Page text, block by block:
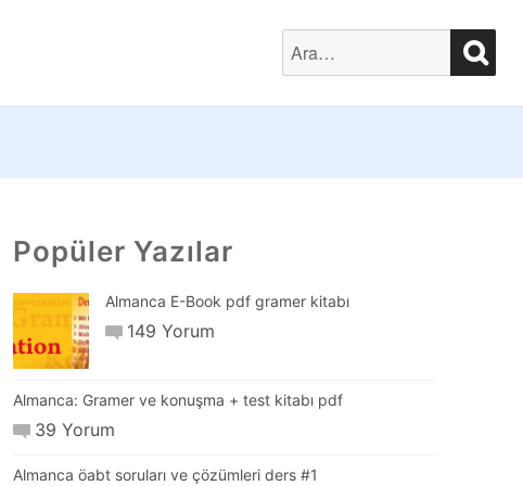
for:
Popüler Yazılar
Almanca E-Book pdf gramer kitabı
149 Yorum
Almanca: Gramer ve konuşma + test kitabı pdf
39 Yorum
Almanca öabt soruları ve çözümleri ders #1